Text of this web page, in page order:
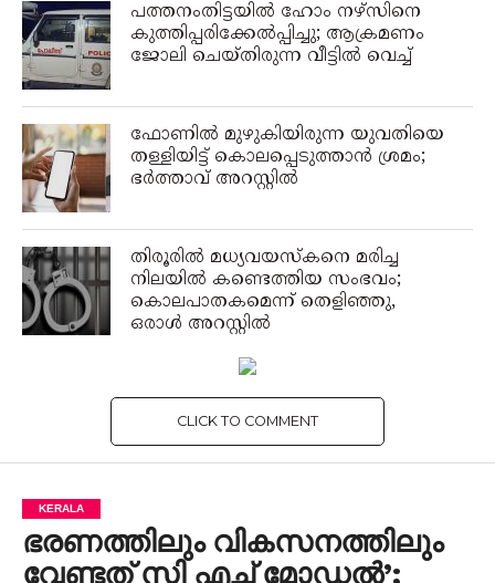
പത്തനംതിട്ടയില്‍ ഹോം നഴ്സിനെ
കുത്തിപ്പരിക്കേല്‍പ്പിച്ചു; ആക്രമണം
ജോലി ചെയ്തിരുന്ന വീട്ടില്‍ വെച്ച്
ഫോണിൽ മുഴുകിയിരുന്ന യുവതിയെ
തള്ളിയിട്ട് കൊലപ്പെടുത്താൻ ശ്രമം;
ഭർത്താവ് അറസ്റ്റില്‍
‌തിരൂരിൽ മധ്യവയസ്കനെ മരിച്ച
നിലയിൽ കണ്ടെത്തിയ സംഭവം;
കൊലപാതകമെന്ന് തെളിഞ്ഞു,
ഒരാൾ അറസ്റ്റിൽ
CLICK TO COMMENT
KERALA
ഭരണത്തിലും വികസനത്തിലും
വേണ്ടത് സി എച്ച് മോഡൽ’;